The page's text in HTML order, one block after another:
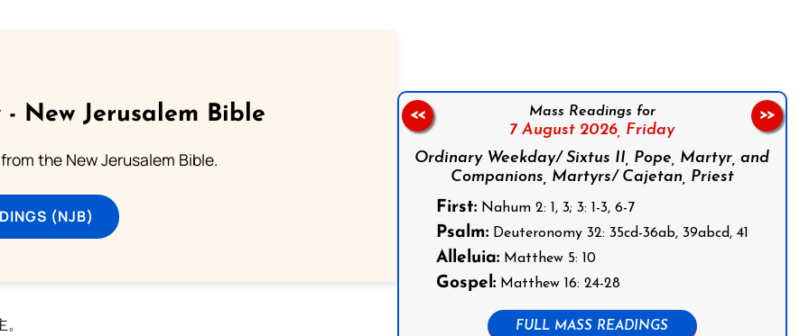
New Jerusalem Bible
the New Jerusalem Bible.
(NJB)
Mass Readings for
7 August 2026, Friday
Ordinary Weekday/ Sixtus II, Pope, Martyr, and
Companions, Martyrs/ Cajetan, Priest
First:Nahum 2: 1, 3; 3: 1-3, 6-7
Psalm:Deuteronomy 32: 35cd-36ab, 39abcd, 41
Alleluia:Matthew 5: 10
Gospel:Matthew 16: 24-28
FULL MASS READINGS
<< >>